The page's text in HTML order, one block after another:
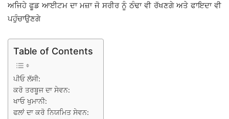
ਅਜਿਹੇ ਫੂਡ ਆਈਟਮ ਦਾ ਮਜ਼ਾ ਜੋ ਸਰੀਰ ਨੂੰ ਠੰਢਾ ਵੀ ਰੱਖਣਗੇ ਅਤੇ ਫਾਇਦਾ ਵੀ
ਪਹੁੰਚਾਉਣਗੇ
Table of Contents
ਪੀਓ ਲੱਸੀ:
ਕਰੋ ਤਰਬੂਜ ਦਾ ਸੇਵਨ:
ਖਾਓ ਖੁਮਾਨੀ:
ਫਲਾਂ ਦਾ ਕਰੋ ਨਿਯਮਿਤ ਸੇਵਨ: